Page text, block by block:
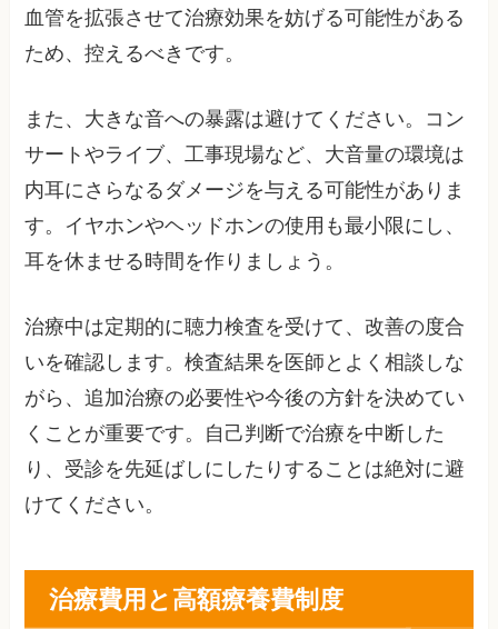
血管を拡張させて治療効果を妨げる可能性がある
ため、控えるべきです。
また、大きな音への暴露は避けてください。コン
サートやライブ、工事現場など、大音量の環境は
内耳にさらなるダメージを与える可能性がありま
す。イヤホンやヘッドホンの使用も最小限にし、
耳を休ませる時間を作りましょう。
治療中は定期的に聴力検査を受けて、改善の度合
いを確認します。検査結果を医師とよく相談しな
がら、追加治療の必要性や今後の方針を決めてい
くことが重要です。自己判断で治療を中断した
り、受診を先延ばしにしたりすることは絶対に避
けてください。
治療費用と高額療養費制度